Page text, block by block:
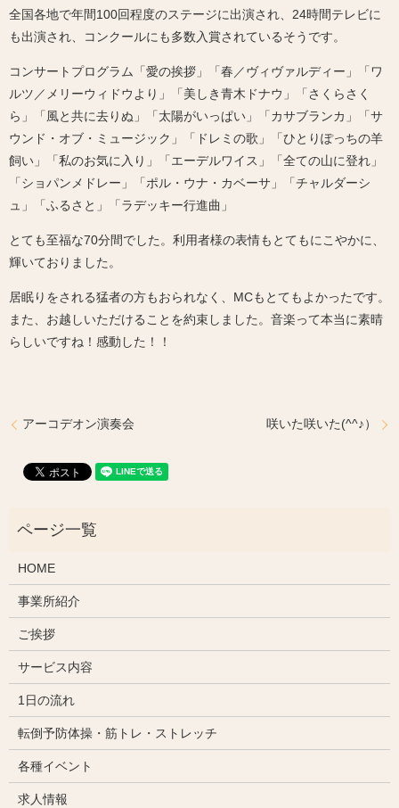
全国各地で年間100回程度のステージに出演され、24時間テレビに
も出演され、コンクールにも多数入賞されているそうです。
コンサートプログラム「愛の挨拶」「春／ヴィヴァルディー」「ワ
ルツ／メリーウィドウより」「美しき青木ドナウ」「さくらさく
ら」「風と共に去りぬ」「太陽がいっぱい」「カサブランカ」「サ
ウンド・オブ・ミュージック」「ドレミの歌」「ひとりぽっちの羊
飼い」「私のお気に入り」「エーデルワイス」「全ての山に登れ」
「ショパンメドレー」「ポル・ウナ・カベーサ」「チャルダーシ
ュ」「ふるさと」「ラデッキー行進曲」
とても至福な70分間でした。利用者様の表情もとてもにこやかに、
輝いておりました。
居眠りをされる猛者の方もおられなく、MCもとてもよかったです。
また、お越しいただけることを約束しました。音楽って本当に素晴
らしいですね！感動した！！
アーコデオン演奏会 咲いた咲いた(^^♪）
HOME
事業所紹介
ご挨拶
サービス内容
1日の流れ
転倒予防体操・筋トレ・ストレッチ
各種イベント
求人情報